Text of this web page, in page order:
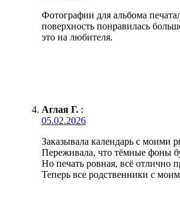
Фотографии для альбома
поверхность понравилась
это на любителя.
Аглая Г. :
05.02.2026
Заказывала календарь с моими
Переживала, что тёмные фоны
Но печать ровная, всё отлично
Теперь все родственники с